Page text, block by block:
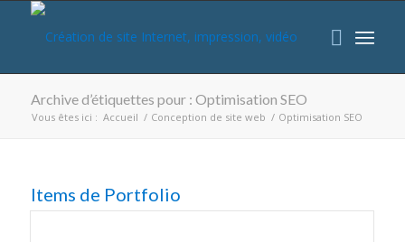
Archive d’étiquettes pour : Optimisation SEO
Vous êtes ici : Accueil / Conception de site web / Optimisation SEO
Items de Portfolio